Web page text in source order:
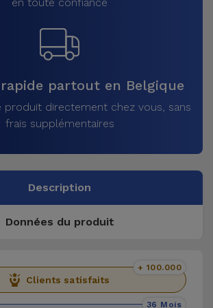
partout en Belgique
produit directement chez vous, sans
frais supplémentaires
Description
Données du produit
Clients satisfaits
+ 100.000
36 Mois